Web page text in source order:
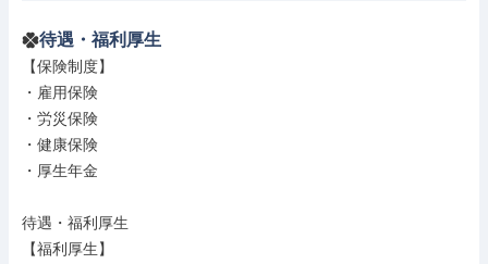
待遇・福利厚生
【保険制度】
・雇用保険
・労災保険
・健康保険
・厚生年金
待遇・福利厚生
【福利厚生】